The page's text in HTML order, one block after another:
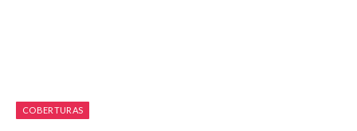
COBERTURAS